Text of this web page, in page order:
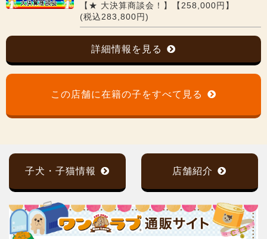
【★ 大決算商談会！】【258,000円】
(税込283,800円)
詳細情報を見る
この店舗に在籍の子をすべて見る
子犬・子猫情報 店舗紹介